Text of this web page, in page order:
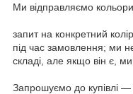
Ми відправляємо
запит на конкретний
під час замовлення; ми
складі, але якщо він є,
Запрошуємо до купівлі —